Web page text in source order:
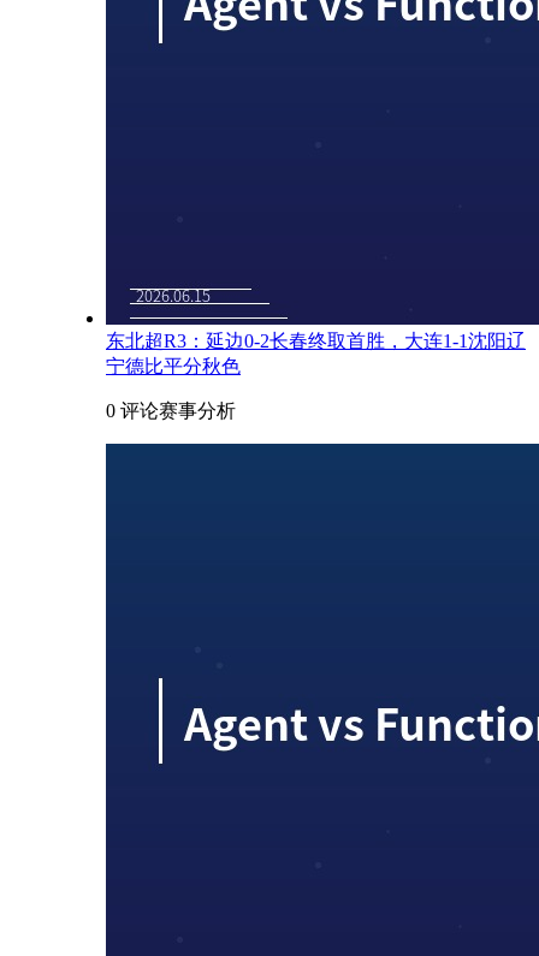
东北超R3：延边0-2长春终取首胜，大连1-1沈阳辽
宁德比平分秋色
0 评论赛事分析